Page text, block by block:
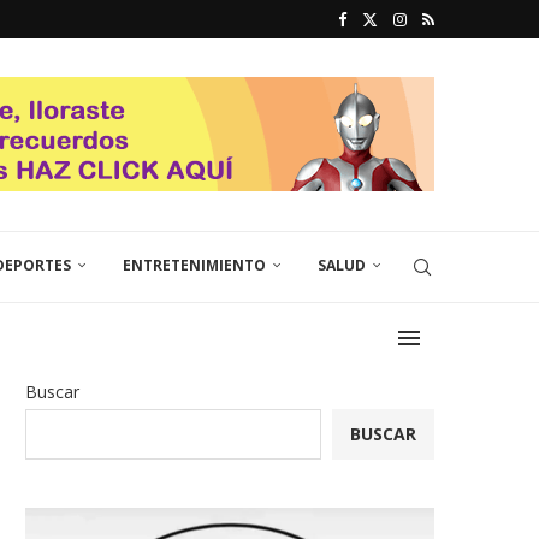
ENTRETENIMIENTO SALUD
Buscar
BUSCAR